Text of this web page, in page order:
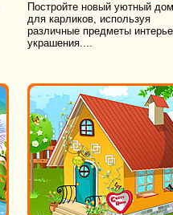
Постройте новый уютный
для карликов, используя
различные предметы
украшения....